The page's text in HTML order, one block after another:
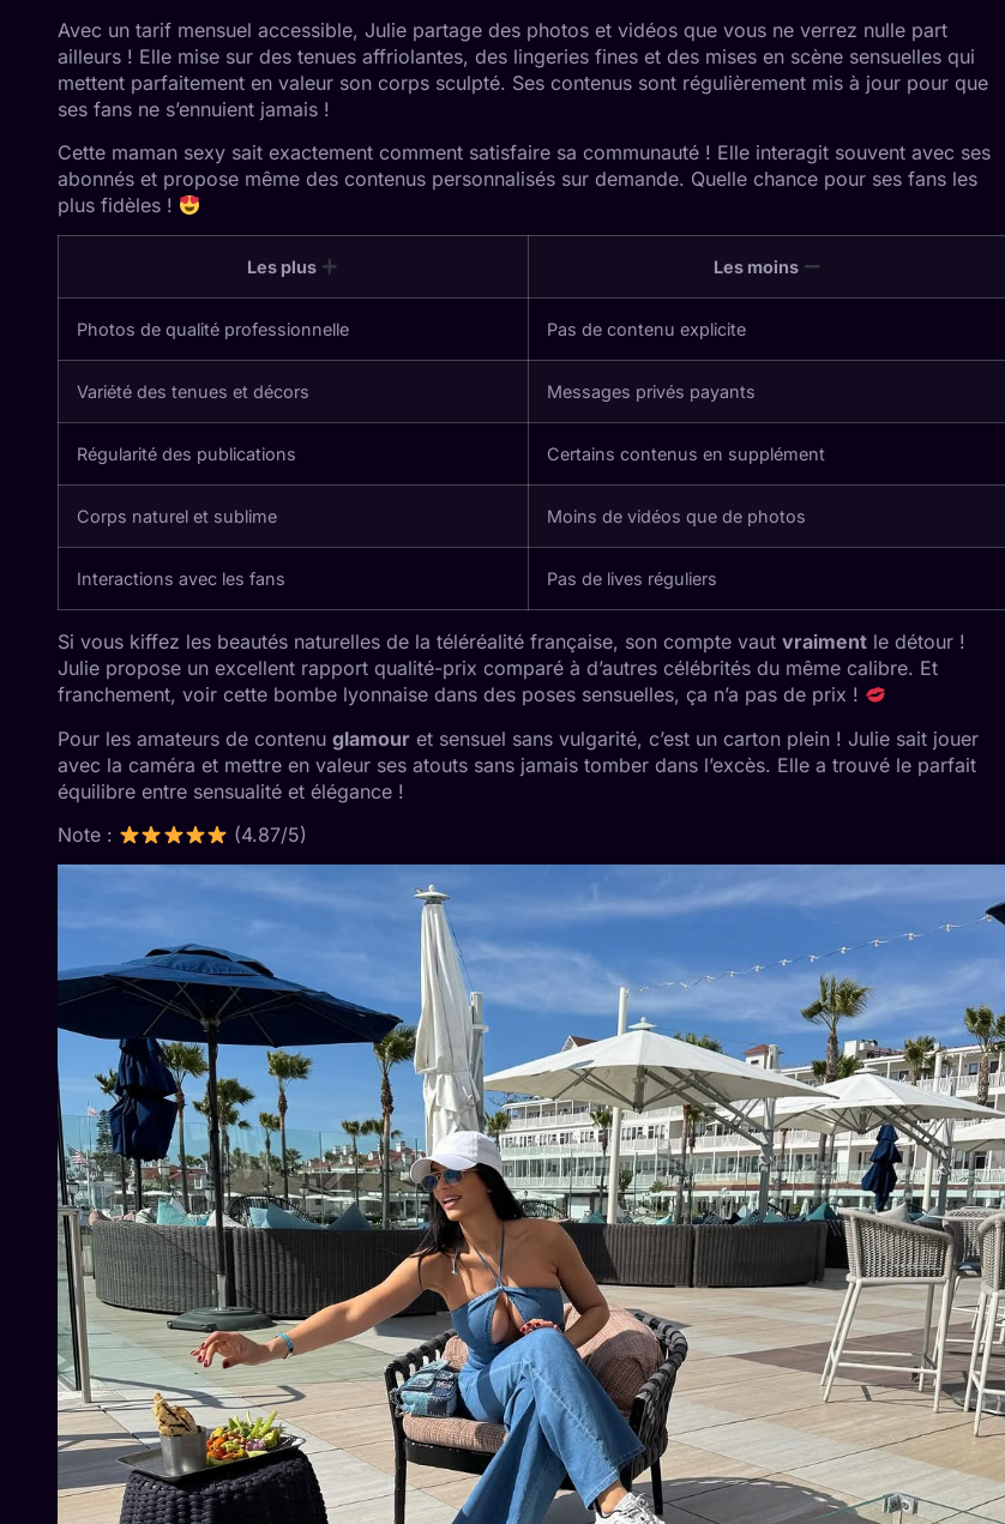
Avec un tarif mensuel accessible, Julie partage des photos et vidéos que vous ne verrez nulle part
ailleurs ! Elle mise sur des tenues affriolantes, des lingeries fines et des mises en scène sensuelles qui
mettent parfaitement en valeur son corps sculpté. Ses contenus sont régulièrement mis à jour pour que
ses fans ne s’ennuient jamais !
Cette maman sexy sait exactement comment satisfaire sa communauté ! Elle interagit souvent avec ses
abonnés et propose même des contenus personnalisés sur demande. Quelle chance pour ses fans les
plus fidèles !
Les plus Les moins
Photos de qualité professionnelle Pas de contenu explicite
Variété des tenues et décors Messages privés payants
Régularité des publications Certains contenus en supplément
Corps naturel et sublime Moins de vidéos que de photos
Interactions avec les fans Pas de lives réguliers
Si vous kiffez les beautés naturelles de la téléréalité française, son compte vaut vraiment le détour !
Julie propose un excellent rapport qualité-prix comparé à d’autres célébrités du même calibre. Et
franchement, voir cette bombe lyonnaise dans des poses sensuelles, ça n’a pas de prix !
Pour les amateurs de contenu glamour et sensuel sans vulgarité, c’est un carton plein ! Julie sait jouer
avec la caméra et mettre en valeur ses atouts sans jamais tomber dans l’excès. Elle a trouvé le parfait
équilibre entre sensualité et élégance !
Note :
(4.87/5)